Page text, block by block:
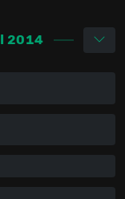
2014